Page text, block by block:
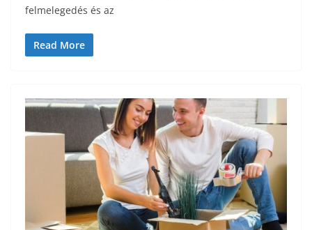
felmelegedés és az
Read More